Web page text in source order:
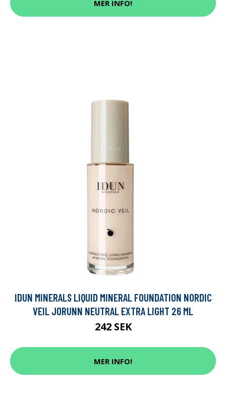
MER INFO!
IDUN MINERALS LIQUID MINERAL FOUNDATION NORDIC
VEIL JORUNN NEUTRAL EXTRA LIGHT 26 ML
242 SEK
MER INFO!